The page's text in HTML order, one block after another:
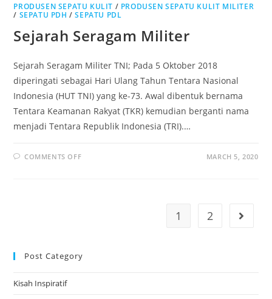
PRODUSEN SEPATU KULIT / PRODUSEN SEPATU KULIT MILITER
/ SEPATU PDH /SEPATU PDL
Sejarah Seragam Militer
Sejarah Seragam Militer TNI; Pada 5 Oktober 2018
diperingati sebagai Hari Ulang Tahun Tentara Nasional
Indonesia (HUT TNI) yang ke-73. Awal dibentuk bernama
Tentara Keamanan Rakyat (TKR) kemudian berganti nama
menjadi Tentara Republik Indonesia (TRI).…
COMMENTS OFFON MARCH 5, 2020
1 2 Go to
Post Category
Kisah Inspiratif